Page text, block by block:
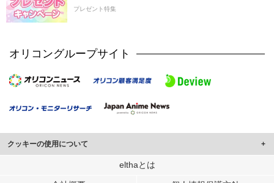
プレゼント特集
オリコングループサイト
クッキーの使用について
このサイトでは Cookie を使用して、ユーザーに合わせたコンテンツや広告の
elthaとは